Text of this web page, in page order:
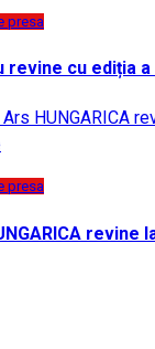
presa
revine cu ediția a
presa
revine